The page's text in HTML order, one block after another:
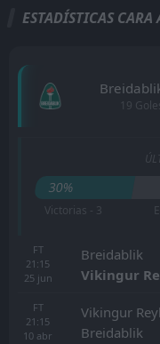
ESTADÍSTICAS CARA
19
30%
Victorias - 3
FT
21:15
25 jun
Breidablik
Vikingur
FT
21:15
10 abr
Vikingur
Breidablik